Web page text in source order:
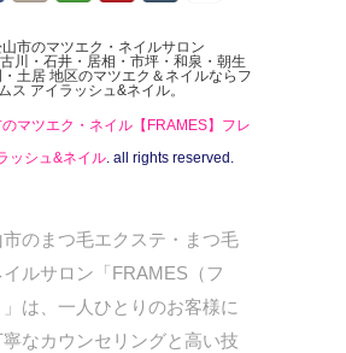
市のマツエク・ネイルサロン
川・石井・居相・市坪・和泉・朝生
土居 地区のマツエク＆ネイルならフ
ス アイラッシュ&ネイル。
マツエク・ネイル【FRAMES】フレ
ッシュ&ネイル. all rights reserved.
のまつ毛エクステ・まつ毛
ルサロン「FRAMES（フ
は、一人ひとりのお客様に
なカウンセリングと高い技